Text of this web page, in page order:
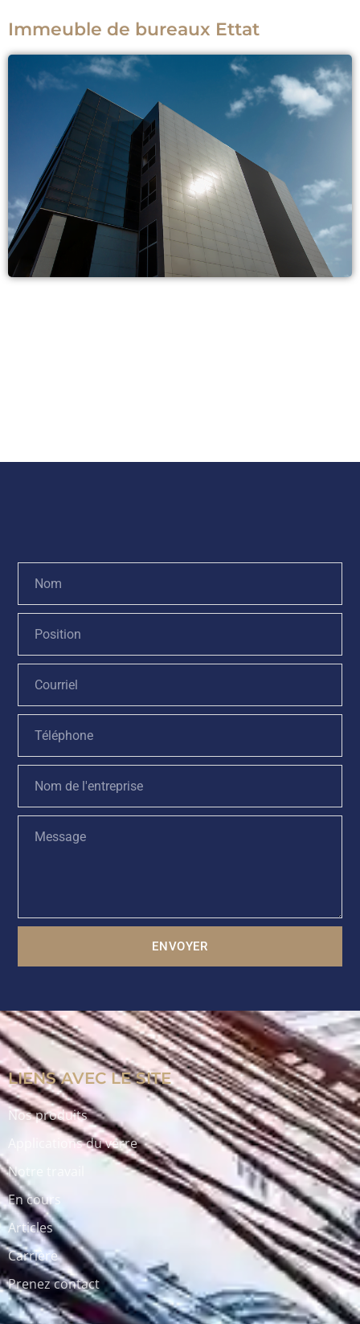
Immeuble de bureaux Ettat
ENVOYER
LIENS AVEC LE SITE
Nos produits
Applications du verre
Notre travail
En cours
Articles
Carrière
Prenez contact